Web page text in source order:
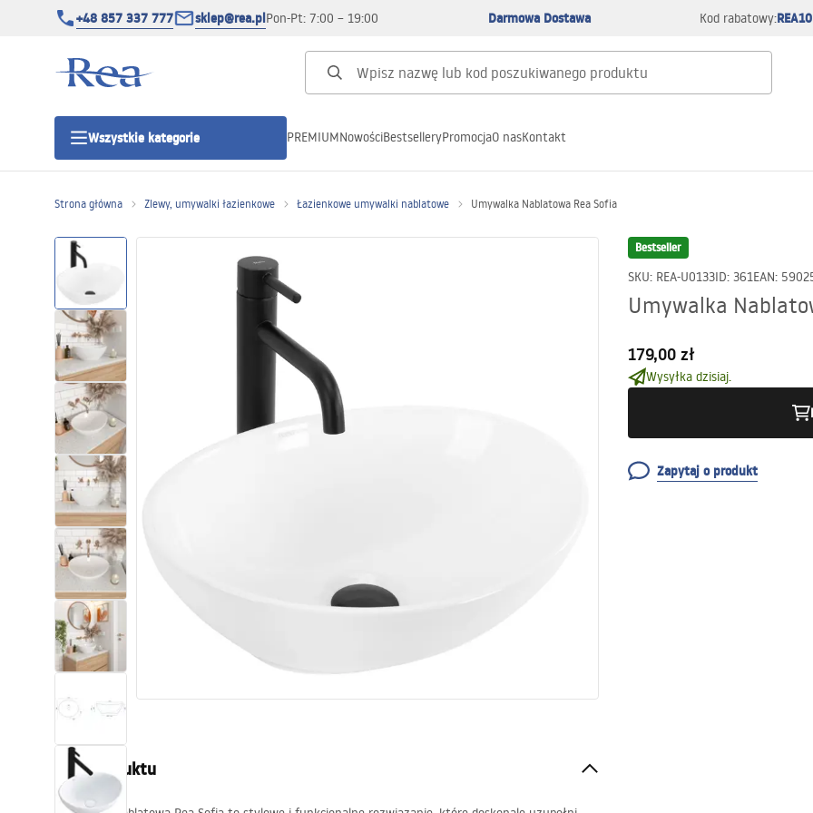
+48 857 337 777 sklep@rea.plPon-Pt: 7:00 – 19:00 Darmowa Dostawa Kod rabatowy:REA10
Wszystkie kategorie
Kategorie produktowe
Kabiny prysznicowe
Brodziki prysznicowe
Odpływy liniowe
Toalety, ubikacje
Umywalki
Wanny i parawany
Baterie
Natryski
Kuchnia
Akcesoria i meble łazienkowe
PREMIUMNowościBestselleryPromocjaO nasKontakt
Strona główna Zlewy, umywalki łazienkowe Łazienkowe umywalki nablatowe Umywalka Nablatowa Rea Sofia
Bestseller
SKU: REA-U0133ID: 361EAN:
Umywalka
179,00 zł
Wysyłka dzisiaj.
Zapytaj o produkt
Opis produktu